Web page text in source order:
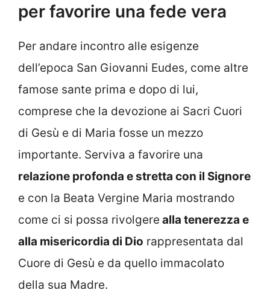
per favorire una fede vera
Per andare incontro alle esigenze
dell’epoca San Giovanni Eudes, come altre
famose sante prima e dopo di lui,
comprese che la devozione ai Sacri Cuori
di Gesù e di Maria fosse un mezzo
importante. Serviva a favorire una
relazione profonda e stretta con il Signore
e con la Beata Vergine Maria mostrando
come ci si possa rivolgere alla tenerezza e
alla misericordia di Dio rappresentata dal
Cuore di Gesù e da quello immacolato
della sua Madre.